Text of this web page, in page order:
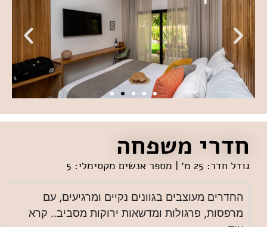
חדרי משפחה
גודל חדר: 25 מ׳ | מספר אנשים מקסימלי: 5
החדרים מעוצבים בגוונים נקיים ומרגיעים, עם
מרפסות, פרגולות ומדשאות ירוקות מסביב.. קרא